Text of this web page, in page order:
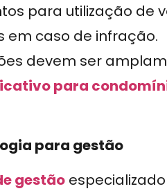
para utilização de
em caso de infração.
devem ser
para
para gestão
gestão